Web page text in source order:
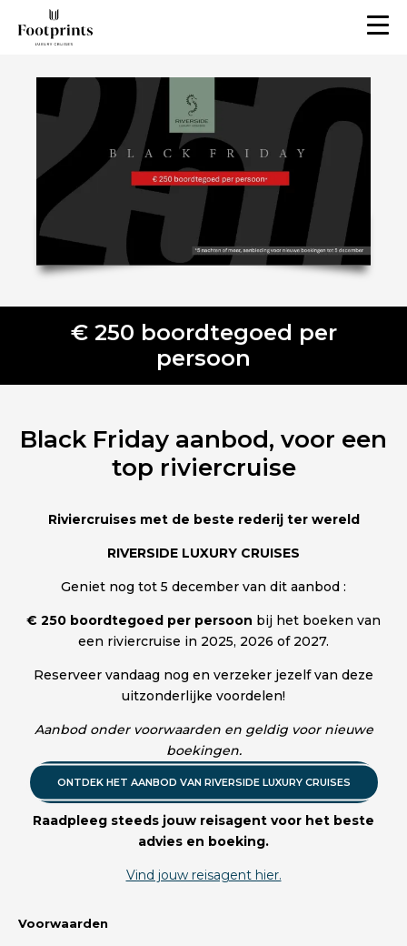
€ 250 boordtegoed per
persoon
Black Friday aanbod, voor een
top riviercruise
Riviercruises met de beste rederij ter wereld
RIVERSIDE LUXURY CRUISES
Geniet nog tot 5 december van dit aanbod :
€ 250 boordtegoed per persoon bij het boeken van
een riviercruise in 2025, 2026 of 2027.
Reserveer vandaag nog en verzeker jezelf van deze
uitzonderlijke voordelen!
Aanbod onder voorwaarden en geldig voor nieuwe
boekingen.
ONTDEK HET AANBOD VAN RIVERSIDE LUXURY CRUISES
Raadpleeg steeds jouw reisagent voor het beste
advies en boeking.
Vind jouw reisagent hier.
Voorwaarden